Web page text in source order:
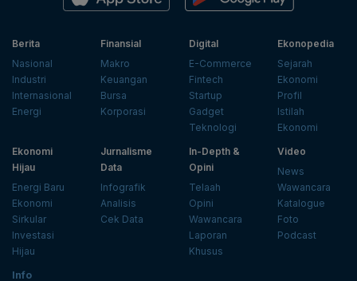
Berita
Nasional
Industri
Internasional
Energi
Finansial
Makro
Keuangan
Bursa
Korporasi
Digital
E-Commerce
Fintech
Startup
Gadget
Teknologi
Ekonopedia
Sejarah
Ekonomi
Profil
Istilah
Ekonomi
Ekonomi
Hijau
Energi Baru
Ekonomi
Sirkular
Investasi
Hijau
Jurnalisme
Data
Infografik
Analisis
Cek Data
In-Depth &
Opini
Telaah
Opini
Wawancara
Laporan
Khusus
Video
News
Wawancara
Katalogue
Foto
Podcast
Info